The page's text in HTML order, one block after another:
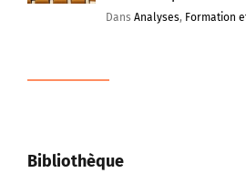
DansAnalyses, Formation
Bibliothèque